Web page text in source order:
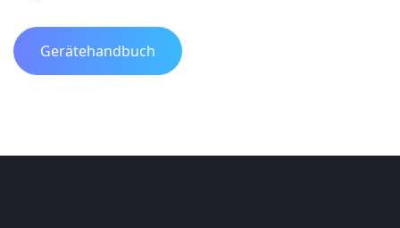
Gerätehandbuch